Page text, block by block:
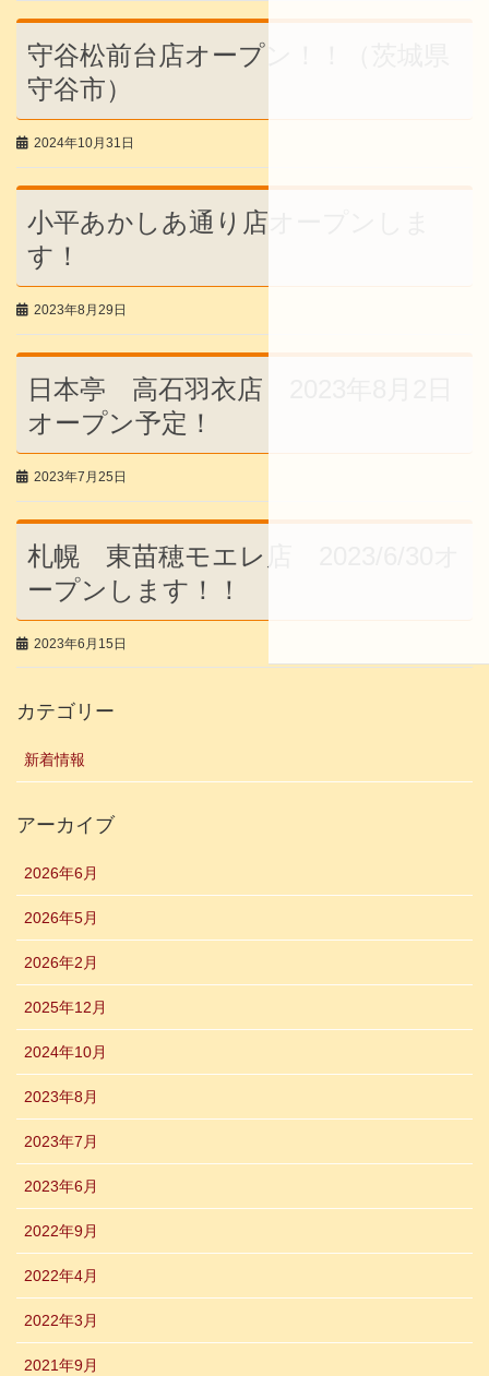
守谷松前台店オープン！！（茨城県
守谷市）
2024年10月31日
小平あかしあ通り店オープンしま
す！
2023年8月29日
日本亭 高石羽衣店 2023年8月2日
オープン予定！
2023年7月25日
札幌 東苗穂モエレ店 2023/6/30オ
ープンします！！
2023年6月15日
カテゴリー
新着情報
アーカイブ
2026年6月
2026年5月
2026年2月
2025年12月
2024年10月
2023年8月
2023年7月
2023年6月
2022年9月
2022年4月
2022年3月
2021年9月